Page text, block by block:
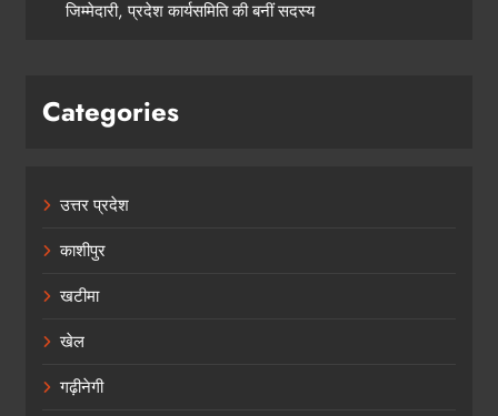
जिम्मेदारी, प्रदेश कार्यसमिति की बनीं सदस्य
Categories
उत्तर प्रदेश
काशीपुर
खटीमा
खेल
गढ़ीनेगी